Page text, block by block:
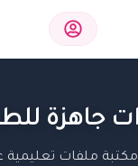
جاهزة
ملفات تعليمية